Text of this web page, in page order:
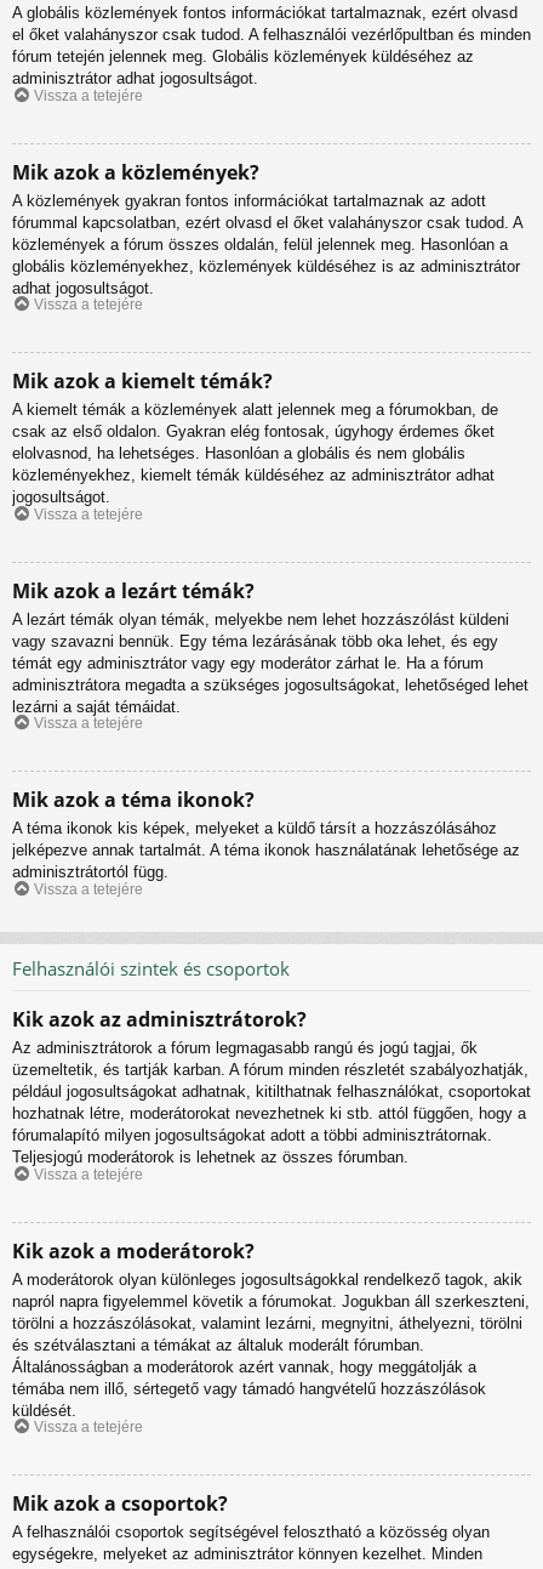
A globális közlemények fontos információkat tartalmaznak, ezért olvasd
el őket valahányszor csak tudod. A felhasználói vezérlőpultban és minden
fórum tetején jelennek meg. Globális közlemények küldéséhez az
adminisztrátor adhat jogosultságot.
Vissza a tetejére
Mik azok a közlemények?
A közlemények gyakran fontos információkat tartalmaznak az adott
fórummal kapcsolatban, ezért olvasd el őket valahányszor csak tudod. A
közlemények a fórum összes oldalán, felül jelennek meg. Hasonlóan a
globális közleményekhez, közlemények küldéséhez is az adminisztrátor
adhat jogosultságot.
Vissza a tetejére
Mik azok a kiemelt témák?
A kiemelt témák a közlemények alatt jelennek meg a fórumokban, de
csak az első oldalon. Gyakran elég fontosak, úgyhogy érdemes őket
elolvasnod, ha lehetséges. Hasonlóan a globális és nem globális
közleményekhez, kiemelt témák küldéséhez az adminisztrátor adhat
jogosultságot.
Vissza a tetejére
Mik azok a lezárt témák?
A lezárt témák olyan témák, melyekbe nem lehet hozzászólást küldeni
vagy szavazni bennük. Egy téma lezárásának több oka lehet, és egy
témát egy adminisztrátor vagy egy moderátor zárhat le. Ha a fórum
adminisztrátora megadta a szükséges jogosultságokat, lehetőséged lehet
lezárni a saját témáidat.
Vissza a tetejére
Mik azok a téma ikonok?
A téma ikonok kis képek, melyeket a küldő társít a hozzászólásához
jelképezve annak tartalmát. A téma ikonok használatának lehetősége az
adminisztrátortól függ.
Vissza a tetejére
Felhasználói szintek és csoportok
Kik azok az adminisztrátorok?
Az adminisztrátorok a fórum legmagasabb rangú és jogú tagjai, ők
üzemeltetik, és tartják karban. A fórum minden részletét szabályozhatják,
például jogosultságokat adhatnak, kitilthatnak felhasználókat, csoportokat
hozhatnak létre, moderátorokat nevezhetnek ki stb. attól függően, hogy a
fórumalapító milyen jogosultságokat adott a többi adminisztrátornak.
Teljesjogú moderátorok is lehetnek az összes fórumban.
Vissza a tetejére
Kik azok a moderátorok?
A moderátorok olyan különleges jogosultságokkal rendelkező tagok, akik
napról napra figyelemmel követik a fórumokat. Jogukban áll szerkeszteni,
törölni a hozzászólásokat, valamint lezárni, megnyitni, áthelyezni, törölni
és szétválasztani a témákat az általuk moderált fórumban.
Általánosságban a moderátorok azért vannak, hogy meggátolják a
témába nem illő, sértegető vagy támadó hangvételű hozzászólások
küldését.
Vissza a tetejére
Mik azok a csoportok?
A felhasználói csoportok segítségével felosztható a közösség olyan
egységekre, melyeket az adminisztrátor könnyen kezelhet. Minden